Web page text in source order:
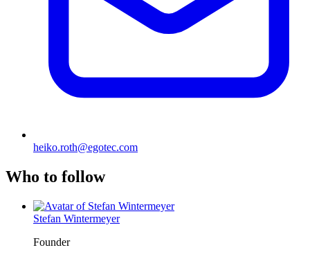
heiko.roth@egotec.com
Who to follow
Stefan Wintermeyer
Founder